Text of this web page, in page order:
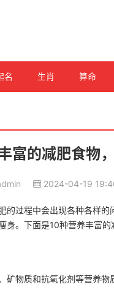
名 生肖 算命
富的减肥食物
2024-04-19
的过程中会出现各种各样
。下面是10种营养丰富的
矿物质和抗氧化剂等营养